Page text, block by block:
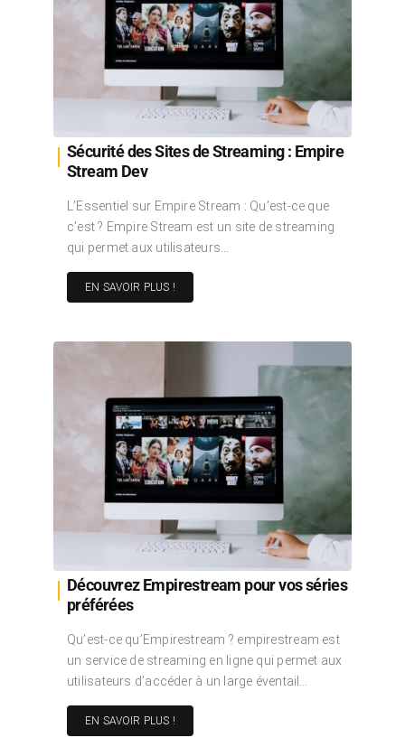
Sécurité des Sites de Streaming : Empire
Stream Dev
L’Essentiel sur Empire Stream : Qu’est-ce que
c’est ? Empire Stream est un site de streaming
qui permet aux utilisateurs…
EN SAVOIR PLUS !
Découvrez Empirestream pour vos séries
préférées
Qu’est-ce qu’Empirestream ? empirestream est
un service de streaming en ligne qui permet aux
utilisateurs d’accéder à un large éventail…
EN SAVOIR PLUS !